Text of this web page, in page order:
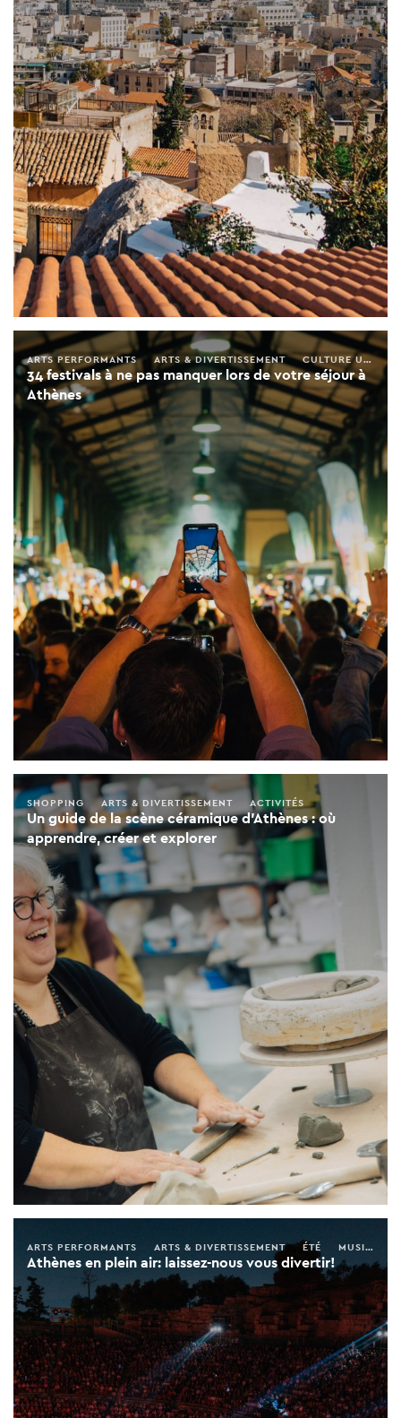
34 festivals à ne pas manquer lors de votre séjour à
Athènes
ARTS PERFORMANTS ARTS & DIVERTISSEMENT CULTURE URBAINE
Un guide de la scène céramique d'Athènes : où
apprendre, créer et explorer
SHOPPING ARTS & DIVERTISSEMENT ACTIVITÉS
Athènes en plein air: laissez-nous vous divertir!
ARTS PERFORMANTS ARTS & DIVERTISSEMENT ÉTÉ MUSIQUE LIVE